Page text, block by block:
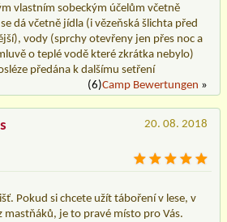
vlastním sobeckým účelům včetně
dá včetně jídla (i vězeňská šlichta před
vody (sprchy otevřeny jen přes noc a
o teplé vodě které zkrátka nebylo)
předána k dalšímu setření
(6)Camp Bewertungen »
20. 08. 2018
Pokud si chcete užít táboření v lese, v
mastňáků, je to pravé místo pro Vás.